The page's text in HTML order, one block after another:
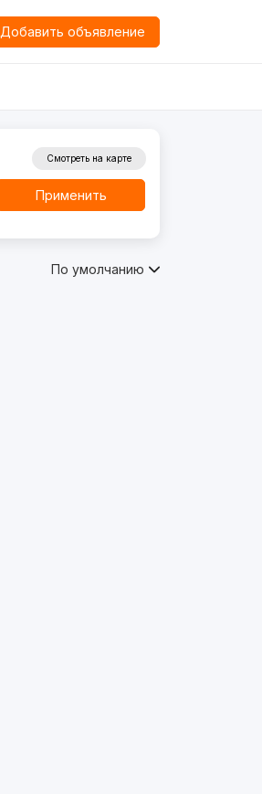
Добавить объявление
Смотреть на карте
Применить
По умолчанию